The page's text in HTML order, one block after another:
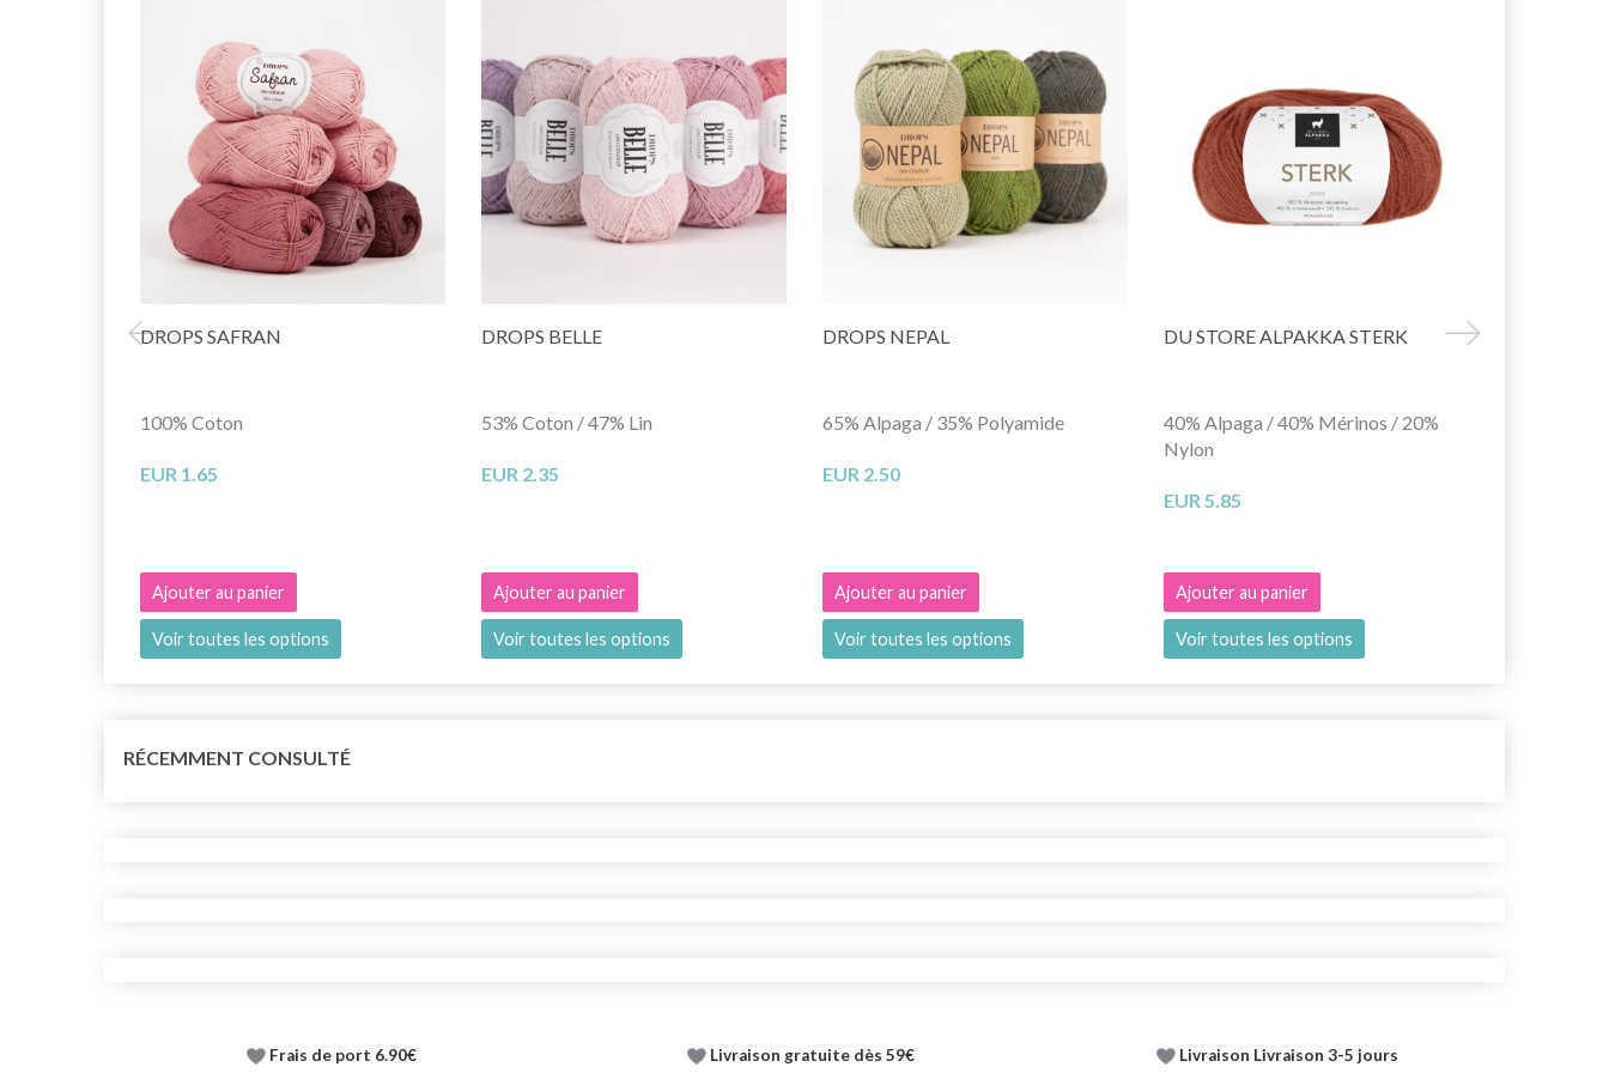
DROPS SAFRAN
100% Coton
EUR 1.65
Ajouter au panier
Voir toutes les options
DROPS BELLE
53% Coton / 47% Lin
EUR 2.35
Ajouter au panier
Voir toutes les options
DROPS NEPAL
65% Alpaga / 35% Polyamide
EUR 2.50
Ajouter au panier
Voir toutes les options
DU STORE ALPAKKA STERK
40% Alpaga / 40% Mérinos / 20%
Nylon
EUR 5.85
Ajouter au panier
Voir toutes les options
RÉCEMMENT CONSULTÉ
Frais de port 6.90€ Livraison gratuite dès 59€ Livraison Livraison 3-5 jours